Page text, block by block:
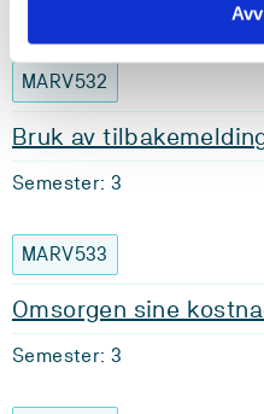
MARV532
Bruk av
Semester: 3
MARV533
Omsorgen sine
Semester: 3